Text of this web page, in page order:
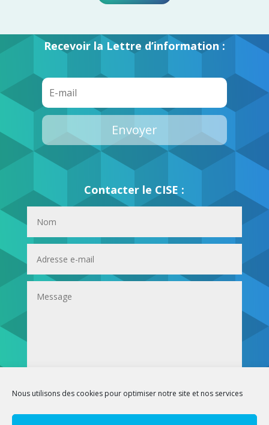
Nous utilisons des cookies pour optimiser notre site et nos services
Recevoir la Lettre d’information :
Envoyer
Contacter le CISE :
Envoi